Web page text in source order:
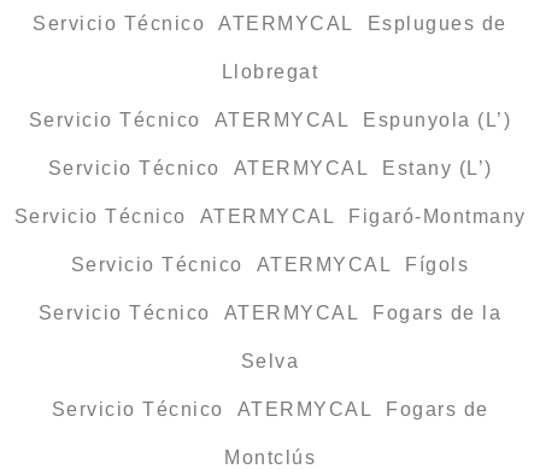
Servicio Técnico ATERMYCAL Esplugues de
Llobregat
Servicio Técnico ATERMYCAL Espunyola (L’)
Servicio Técnico ATERMYCAL Estany (L’)
Servicio Técnico ATERMYCAL Figaró-Montmany
Servicio Técnico ATERMYCAL Fígols
Servicio Técnico ATERMYCAL Fogars de la
Selva
Servicio Técnico ATERMYCAL Fogars de
Montclús